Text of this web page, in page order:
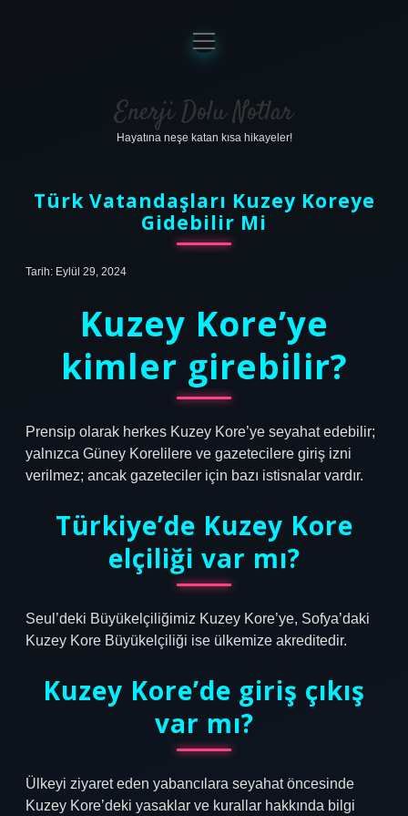
Anasayfa
Gizlilik Politikası
Yasal Uyarı
menüyü
aç
Enerji Dolu Notlar
Hayatına neşe katan kısa hikayeler!
Türk Vatandaşları Kuzey Koreye
Gidebilir Mi
Tarih: Eylül 29, 2024
Kuzey Kore’ye
kimler girebilir?
Prensip olarak herkes Kuzey Kore’ye seyahat edebilir;
yalnızca Güney Korelilere ve gazetecilere giriş izni
verilmez; ancak gazeteciler için bazı istisnalar vardır.
Türkiye’de Kuzey Kore
elçiliği var mı?
Seul’deki Büyükelçiliğimiz Kuzey Kore’ye, Sofya’daki
Kuzey Kore Büyükelçiliği ise ülkemize akreditedir.
Kuzey Kore’de giriş çıkış
var mı?
Ülkeyi ziyaret eden yabancılara seyahat öncesinde
Kuzey Kore’deki yasaklar ve kurallar hakkında bilgi